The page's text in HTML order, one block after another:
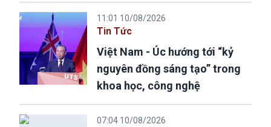
11:01 10/08/2026
Tin Tức
Việt Nam - Úc hướng tới “kỷ
nguyên đồng sáng tạo” trong
khoa học, công nghệ
07:04 10/08/2026